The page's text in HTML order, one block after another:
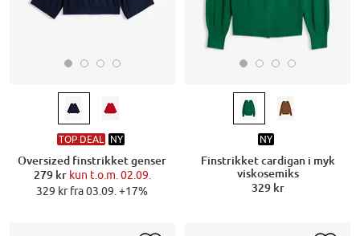
TOP DEAL NY
Oversized finstrikket genser
279 krkun t.o.m. 02.09.
329 kr fra 03.09. +17%
NY
Finstrikket cardigan i myk
viskosemiks
329 kr